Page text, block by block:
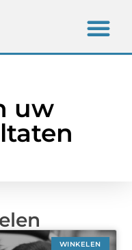
uw
WINKELEN